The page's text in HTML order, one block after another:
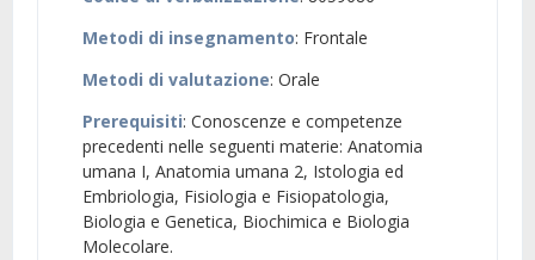
Metodi di insegnamento: Frontale
Metodi di valutazione: Orale
Prerequisiti: Conoscenze e competenze
precedenti nelle seguenti materie: Anatomia
umana I, Anatomia umana 2, Istologia ed
Embriologia, Fisiologia e Fisiopatologia,
Biologia e Genetica, Biochimica e Biologia
Molecolare.